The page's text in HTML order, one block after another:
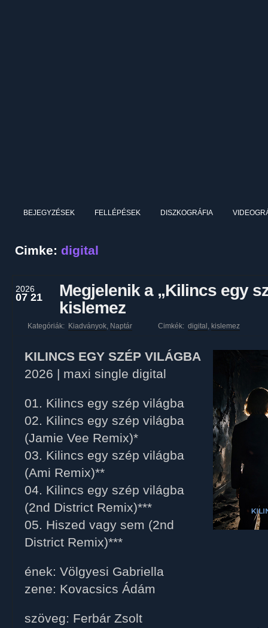
BEJEGYZÉSEK FELLÉPÉSEK DISZKOGRÁFIA
Cimke: digital
2026
07 21
Megjelenik a „Kilincs egy
kislemez
Kategóriák: Kiadványok, Naptár Cimkék: digital , kislemez
KILINCS EGY SZÉP VILÁGBA
2026 | maxi single digital
01. Kilincs egy szép világba
02. Kilincs egy szép világba
(Jamie Vee Remix)*
03. Kilincs egy szép világba
(Ami Remix)**
04. Kilincs egy szép világba
(2nd District Remix)***
05. Hiszed vagy sem (2nd
District Remix)***
ének: Völgyesi Gabriella
zene: Kovacsics Ádám
szöveg: Ferbár Zsolt